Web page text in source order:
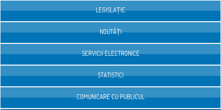
LEGISLAȚIE
NOUTĂȚI
SERVICII ELECTRONICE
STATISTICI
COMUNICARE CU PUBLICUL